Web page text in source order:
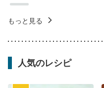
もっと見る
人気のレシピ